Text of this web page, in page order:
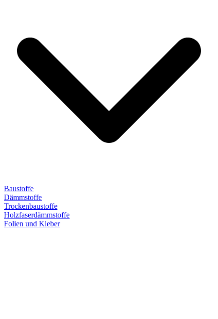
Baustoffe
Dämmstoffe
Trockenbaustoffe
Holzfaserdämmstoffe
Folien und Kleber